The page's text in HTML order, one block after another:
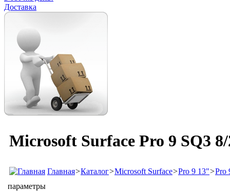
Доставка
Microsoft Surface Pro 9 SQ3
Главная>Каталог>Microsoft Surface>Pro 9 13">Pro
параметры